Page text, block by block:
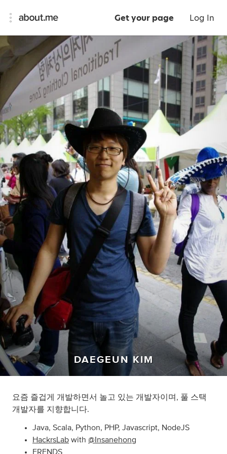
Get your page Log In
DAEGEUN KIM
요즘 즐겁게 개발하면서 놀고 있는 개발자이며, 풀 스택
개발자를 지향합니다.
Java, Scala, Python, PHP, Javascript, NodeJS
HackrsLab with @Insanehong
FRENDS